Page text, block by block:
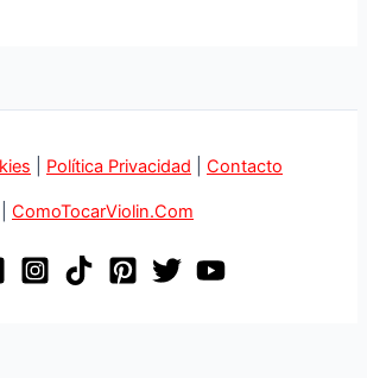
Política Privacidad Contacto
ComoTocarViolin.Com